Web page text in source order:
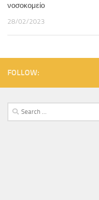
νοσοκομείο
28/02/2023
FOLLOW: